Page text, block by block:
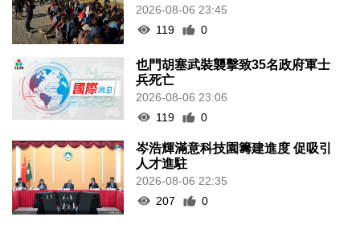
2026-08-06 23:45
119
0
也門胡塞武裝襲擊致35名政府軍士
兵死亡
2026-08-06 23:06
119
0
岑浩輝滿意科技園籌建進度 促吸引
人才進駐
2026-08-06 22:35
207
0